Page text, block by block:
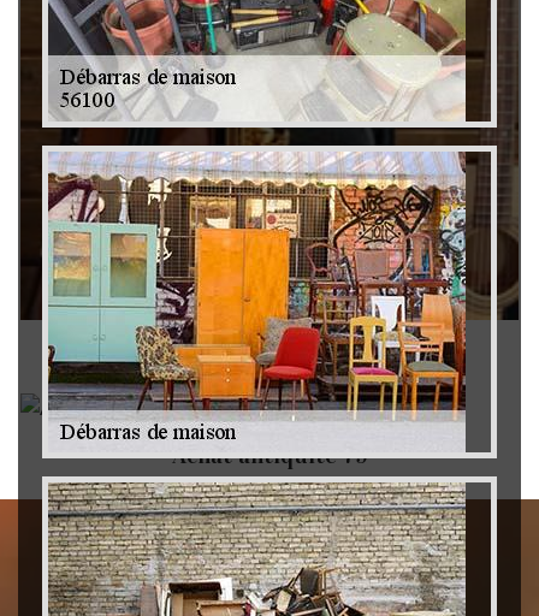
Rachat instrument de musique 79
Achat antiquité 79